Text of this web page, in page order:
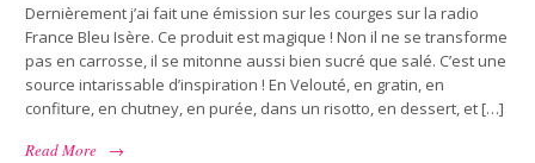
Dernièrement j’ai fait une émission sur les courges sur la radio
France Bleu Isère. Ce produit est magique ! Non il ne se transforme
pas en carrosse, il se mitonne aussi bien sucré que salé. C’est une
source intarissable d’inspiration ! En Velouté, en gratin, en
confiture, en chutney, en purée, dans un risotto, en dessert, et […]
Read More
→